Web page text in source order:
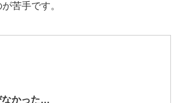
苦手です。
なかった…